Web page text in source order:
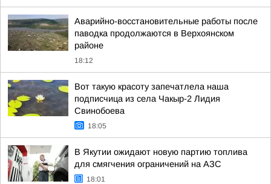
Аварийно-восстановительные работы после
паводка продолжаются в Верхоянском
районе
18:12
Вот такую красоту запечатлела наша
подписчица из села Чакыр-2 Лидия
Свинобоева
18:05
В Якутии ожидают новую партию топлива
для смягчения ограничений на АЗС
18:01